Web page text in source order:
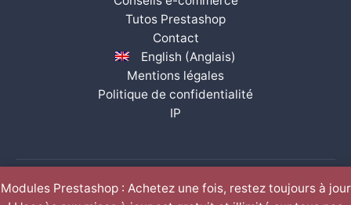
Modules Prestashop : Achetez une fois, restez toujours à jour
Tutos Prestashop
Contact
English (Anglais)
Mentions légales
Politique de confidentialité
IP
2008 - 2026 Grégory Chartier | expert prestashop |